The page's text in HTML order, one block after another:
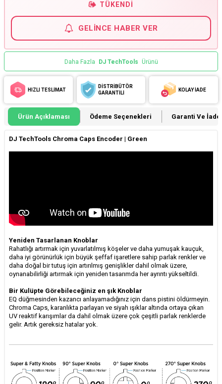
TÜKENDI
GELINCE HABER VER
Daha Fazla DJ TechTools Ürünü
HIZLI TESLİMAT
DİSTRİBÜTÖR
GARANTİLİ
KOLAY İADE
Ürün Açıklaması Ödeme Seçenekleri Garanti Ve İade
DJ TechTools Chroma Caps Encoder | Green
Yeniden Tasarlanan Knoblar
Rahatlığı artırmak için yuvarlatılmış köşeler ve daha yumuşak kauçuk,
daha iyi görünürlük için büyük şeffaf işaretlere sahip parlak renkler ve
daha doğal bir tutuş için artırılmış genişlikler dahil olmak üzere,
oynanabilirliği artırmak için yeniden tasarımda her ayrıntı yükseltildi.
Bir Kulüpte Görebileceğiniz en şık Knoblar
EQ düğmesinden kazancı anlayamadığınız için dans pistini öldürmeyin.
Chroma Caps, karanlıkta parlayan ve siyah ışıklar altında ortaya çıkan
UV reaktif karışımlar da dahil olmak üzere çok çeşitli parlak renklerde
gelir. Artık gereksiz hatalar yok.